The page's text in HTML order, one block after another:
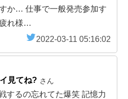
か… 仕事で一般発売参加す
れ様…
2022-03-11 05:16:02
見てね? さん
するの忘れてた爆笑 記憶力